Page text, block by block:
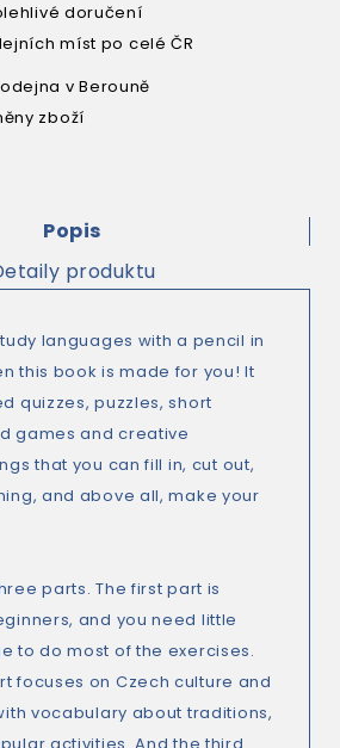
doručení
míst po celé ČR
v Berouně
zboží
Popis
produktu
languages with a pencil in
this book is made for you! It
quizzes, puzzles, short
games and creative
that you can fill in, cut out,
and above all, make your
parts. The first part is
and you need little
to do most of the exercises.
focuses on Czech culture and
vocabulary about traditions,